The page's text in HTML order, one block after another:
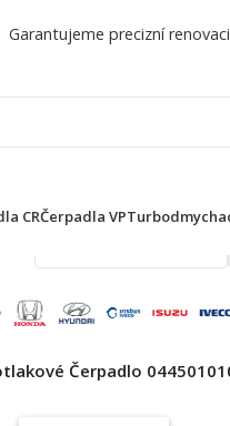
Garantujeme precizní
CRČerpadla VP
Čerpadlo